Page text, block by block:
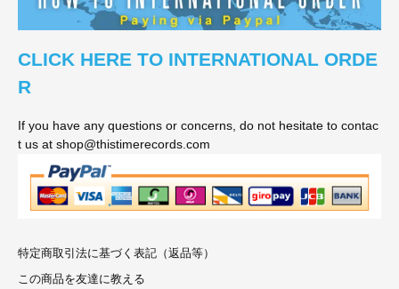
CLICK HERE TO INTERNATIONAL ORDE
R
If you have any questions or concerns, do not hesitate to contac
t us at shop@thistimerecords.com
特定商取引法に基づく表記（返品等）
この商品を友達に教える